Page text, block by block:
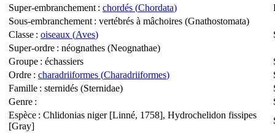
Super-embranchement : chordés (Chordata)
Sous-embranchement : vertébrés à mâchoires (Gnathostomata)
Classe : oiseaux (Aves)
Super-ordre : néognathes (Neognathae)
Groupe : échassiers
Ordre : charadriiformes (Charadriiformes)
Famille : sternidés (Sternidae)
Genre :
Espèce : Chlidonias niger[Linné, 1758], Hydrochelidon fissipes
[Gray]